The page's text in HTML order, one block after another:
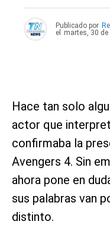
Publicado por
el
martes, 30 de
Hace tan solo
actor que
confirmaba la
Avengers 4. Sin
ahora pone en
sus palabras van
distinto.